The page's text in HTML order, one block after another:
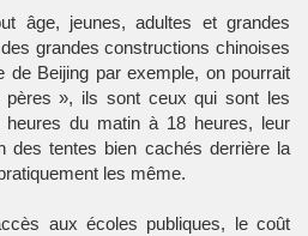
âge, jeunes, adultes et grandes
grandes constructions chinoises
de Beijing par exemple, on pourrait
», ils sont ceux qui sont les
du matin à 18 heures, leur
des tentes bien cachés derrière la
les même.
aux écoles publiques, le coût